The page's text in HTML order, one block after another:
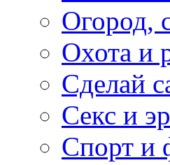
Огород,
Охота и
Сделай
Секс и
Спорт и